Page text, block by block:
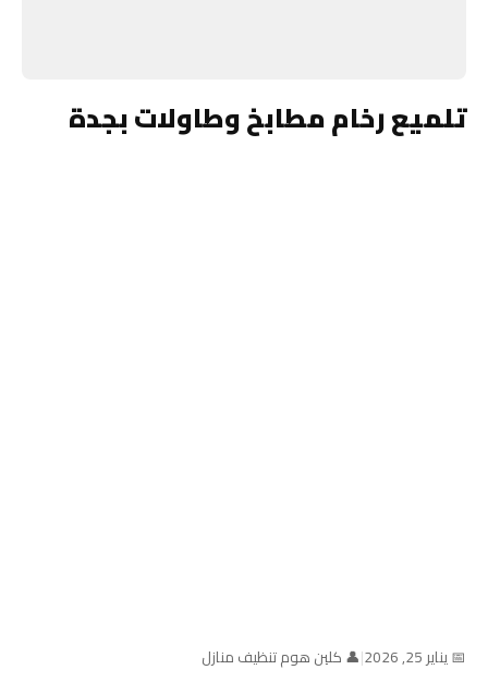
تلميع رخام مطابخ وطاولات بجدة
📅 يناير 25, 2026 |👤 كلين هوم تنظيف منازل